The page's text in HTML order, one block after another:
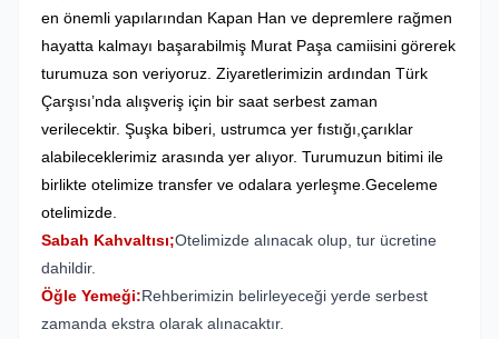
en önemli yapılarından Kapan Han ve depremlere rağmen
hayatta kalmayı başarabilmiş Murat Paşa camiisini görerek
turumuza son veriyoruz. Ziyaretlerimizin ardından Türk
Çarşısı’nda alışveriş için bir saat serbest zaman
verilecektir. Şuşka biberi, ustrumca yer fıstığı,çarıklar
alabileceklerimiz arasında yer alıyor. Turumuzun bitimi ile
birlikte otelimize transfer ve odalara yerleşme.Geceleme
otelimizde.
Sabah Kahvaltısı;Otelimizde alınacak olup, tur ücretine
dahildir.
Öğle Yemeği:Rehberimizin belirleyeceği yerde serbest
zamanda ekstra olarak alınacaktır.